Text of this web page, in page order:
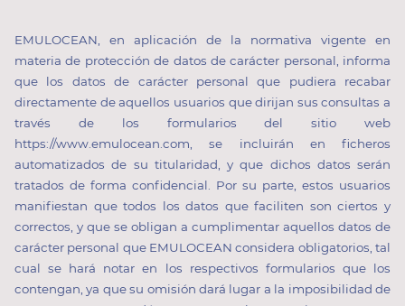
EMULOCEAN, en aplicación de la normativa vigente en
materia de protección de datos de carácter personal, informa
que los datos de carácter personal que pudiera recabar
directamente de aquellos usuarios que dirijan sus consultas a
través de los formularios del sitio web
https://www.emulocean.com, se incluirán en ficheros
automatizados de su titularidad, y que dichos datos serán
tratados de forma confidencial. Por su parte, estos usuarios
manifiestan que todos los datos que faciliten son ciertos y
correctos, y que se obligan a cumplimentar aquellos datos de
carácter personal que EMULOCEAN considera obligatorios, tal
cual se hará notar en los respectivos formularios que los
contengan, ya que su omisión dará lugar a la imposibilidad de